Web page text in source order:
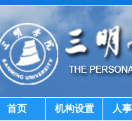
首页 机构设置 人